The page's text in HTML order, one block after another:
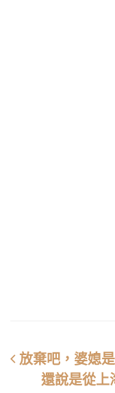
放棄吧，婆媳
還說是從上